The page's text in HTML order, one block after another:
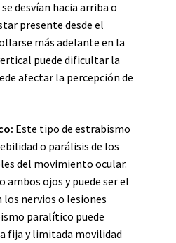
desvían hacia arriba o
presente desde el
más adelante en la
puede dificultar la
afectar la percepción de
Este tipo de estrabismo
o parálisis de los
del movimiento ocular.
ambos ojos y puede ser el
los nervios o lesiones
paralítico puede
fija y limitada movilidad